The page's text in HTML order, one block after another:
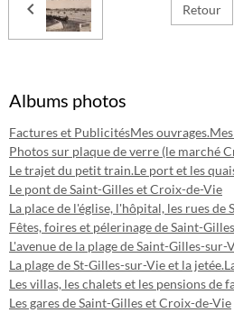
Retour
Albums photos
Factures et PublicitésMes ouvrages.
Photos sur plaque de verre (le marché
Le trajet du petit train.Le port et les
Le pont de Saint-Gilles et Croix-de-Vie
La place de l'église, l'hôpital, les rues de
Fêtes, foires et pélerinage de Saint-
L'avenue de la plage de Saint-Gilles-sur-
La plage de St-Gilles-sur-Vie et la jetée.
Les villas, les chalets et les pensions de
Les gares de Saint-Gilles et Croix-de-Vie